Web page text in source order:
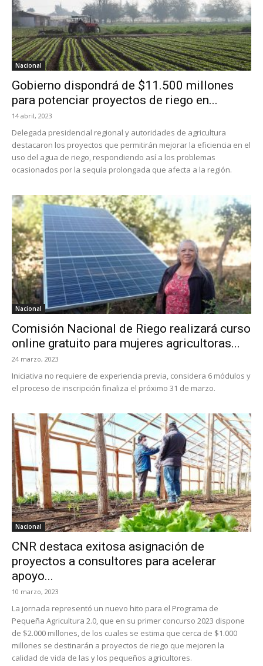
Nacional
Gobierno dispondrá de $11.500 millones
para potenciar proyectos de riego en...
14 abril, 2023
Delegada presidencial regional y autoridades de agricultura
destacaron los proyectos que permitirán mejorar la eficiencia en el
uso del agua de riego, respondiendo así a los problemas
ocasionados por la sequía prolongada que afecta a la región.
Nacional
Comisión Nacional de Riego realizará curso
online gratuito para mujeres agricultoras...
24 marzo, 2023
Iniciativa no requiere de experiencia previa, considera 6 módulos y
el proceso de inscripción finaliza el próximo 31 de marzo.
Nacional
CNR destaca exitosa asignación de
proyectos a consultores para acelerar
apoyo...
10 marzo, 2023
La jornada representó un nuevo hito para el Programa de
Pequeña Agricultura 2.0, que en su primer concurso 2023 dispone
de $2.000 millones, de los cuales se estima que cerca de $1.000
millones se destinarán a proyectos de riego que mejoren la
calidad de vida de las y los pequeños agricultores.